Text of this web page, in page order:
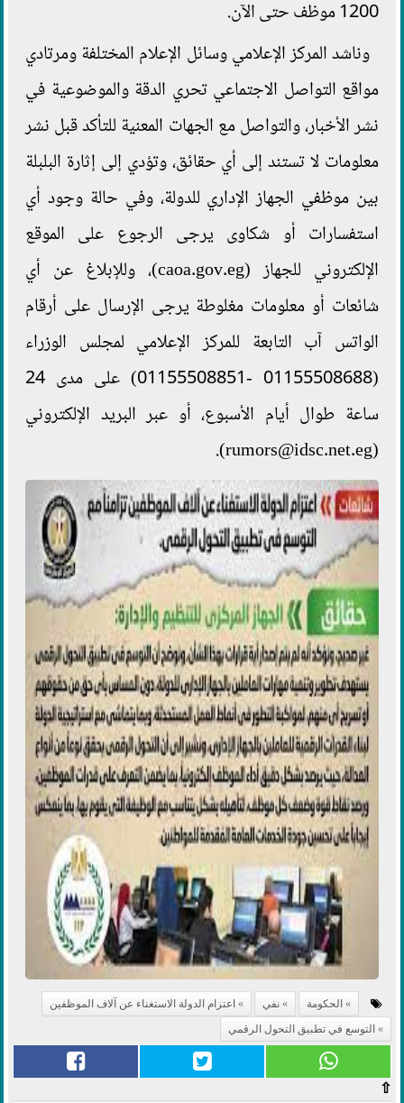
1200 موظف حتى الآن.
وناشد المركز الإعلامي وسائل الإعلام المختلفة ومرتادي
مواقع التواصل الاجتماعي تحري الدقة والموضوعية في
نشر الأخبار، والتواصل مع الجهات المعنية للتأكد قبل نشر
معلومات لا تستند إلى أي حقائق، وتؤدي إلى إثارة البلبلة
بين موظفي الجهاز الإداري للدولة، وفي حالة وجود أي
استفسارات أو شكاوى يرجى الرجوع على الموقع
الإلكتروني للجهاز (caoa.gov.eg)، وللإبلاغ عن أي
شائعات أو معلومات مغلوطة يرجى الإرسال على أرقام
الواتس آب التابعة للمركز الإعلامي لمجلس الوزراء
(01155508688 -01155508851) على مدى 24
ساعة طوال أيام الأسبوع، أو عبر البريد الإلكتروني
(rumors@idsc.net.eg).
الحكومة نفي
اعتزام الدولة الاستغناء عن آلاف الموظفين
التوسع في تطبيق التحول الرقمي
⇧